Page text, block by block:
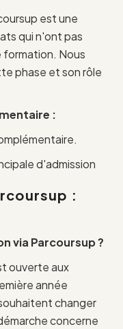
est une
qui n'ont pas
formation. Nous
phase et son rôle
:
d'admission
:
via Parcoursup ?
ouverte aux
année
changer
concerne